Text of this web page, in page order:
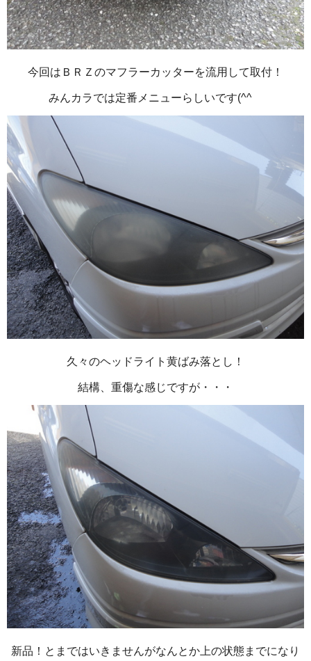
今回はＢＲＺのマフラーカッターを流用して取付！
みんカラでは定番メニューらしいです(^^ゞ
久々のヘッドライト黄ばみ落とし！
結構、重傷な感じですが・・・
新品！とまではいきませんがなんとか上の状態までになり